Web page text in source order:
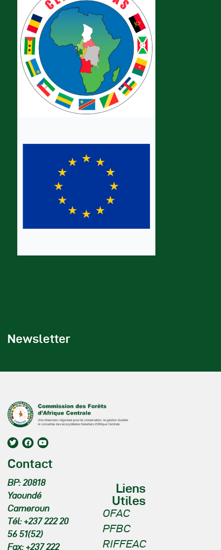
Newsletter
Contact
BP: 20818
Yaoundé
Cameroun
Tél: +237 222 20
56 51(52)
Fax: +237 222
Liens
Utiles
OFAC
PFBC
RIFFEAC